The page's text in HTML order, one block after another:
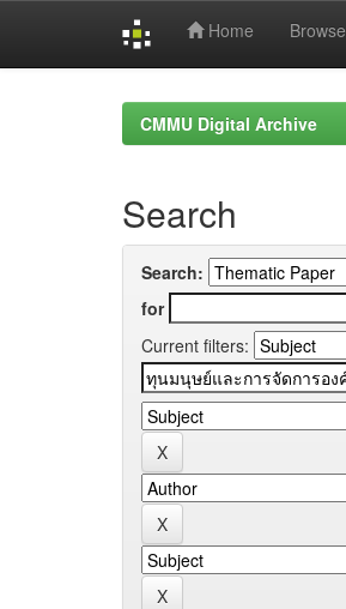
Home Browse
CMMU Digital Archive
Search
Search:
for
Current filters: